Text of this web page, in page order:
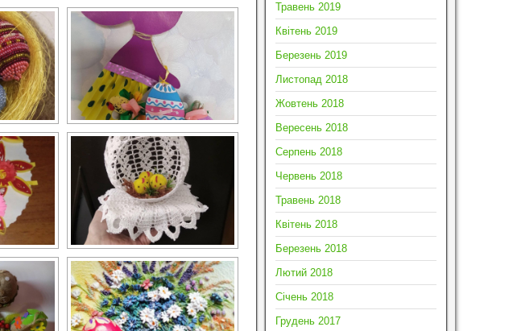
Травень 2019
Квітень 2019
Березень 2019
Листопад 2018
Жовтень 2018
Вересень 2018
Серпень 2018
Червень 2018
Травень 2018
Квітень 2018
Березень 2018
Лютий 2018
Січень 2018
Грудень 2017